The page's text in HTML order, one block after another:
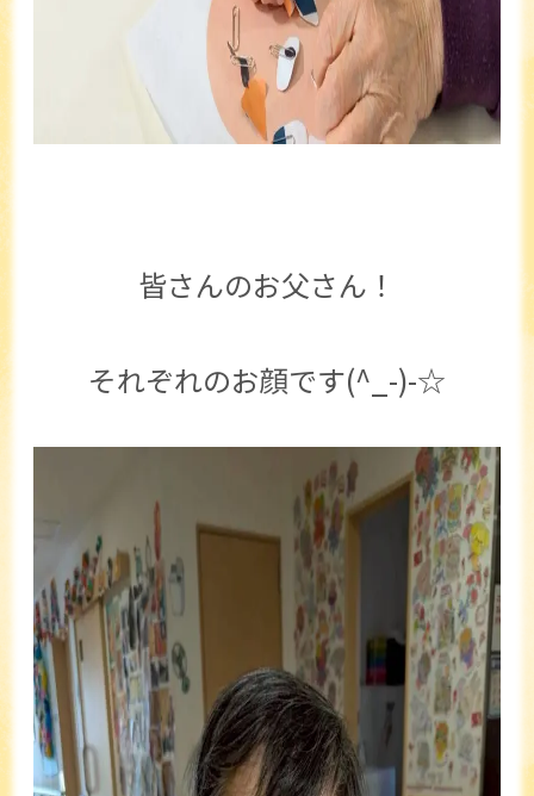
皆さんのお父さん！
それぞれのお顔です(^_-)-☆